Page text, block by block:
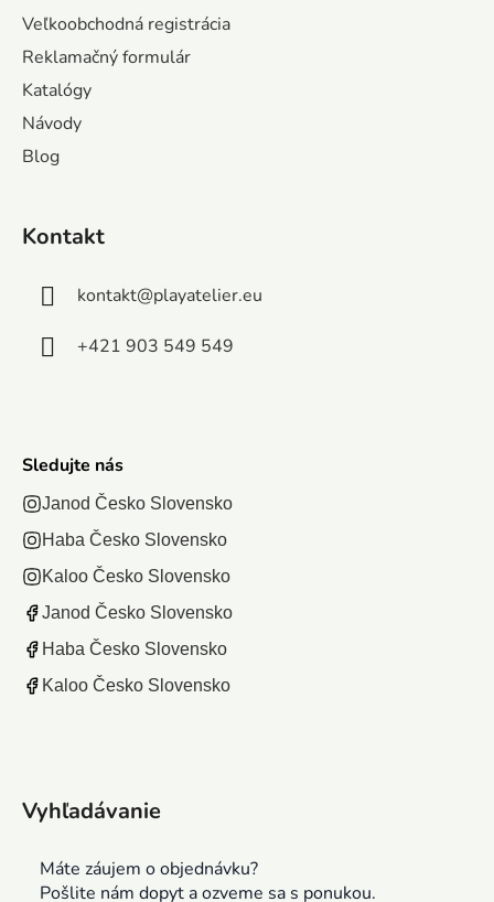
Veľkoobchodná registrácia
Reklamačný formulár
Katalógy
Návody
Blog
Kontakt
kontakt@playatelier.eu
+421 903 549 549
Sledujte nás
Janod Česko Slovensko
Haba Česko Slovensko
Kaloo Česko Slovensko
Janod Česko Slovensko
Haba Česko Slovensko
Kaloo Česko Slovensko
Vyhľadávanie
Máte záujem o objednávku?
Pošlite nám dopyt a ozveme sa s ponukou.